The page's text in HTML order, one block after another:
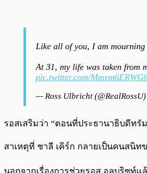
Like all of you, I am
At 31, my life was taken from
pic.twitter.com/
— Ross Ulbricht (@RealRossU)
รอสเสริมว่า “ตอนที่ประธานาธิบดีทรั
สาเหตุที่ ชาลี เคิร์ก กลายเป็นคนสนิ